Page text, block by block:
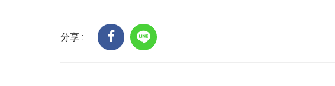
分享 :